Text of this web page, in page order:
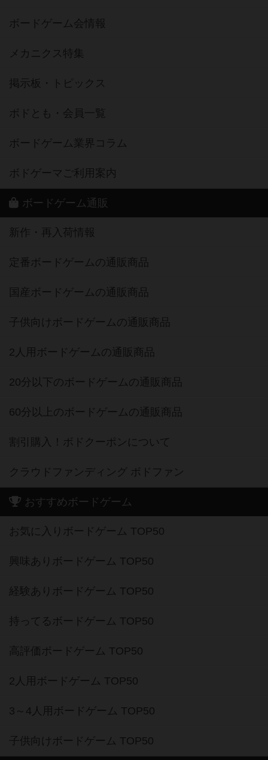
ボードゲーム会情報
メカニクス特集
掲示板・トピックス
ボドとも・会員一覧
ボードゲーム業界コラム
ボドゲーマご利用案内
ボードゲーム通販
新作・再入荷情報
定番ボードゲームの通販商品
国産ボードゲームの通販商品
子供向けボードゲームの通販商品
2人用ボードゲームの通販商品
20分以下のボードゲームの通販商品
60分以上のボードゲームの通販商品
割引購入！ボドクーポンについて
クラウドファンディング ボドファン
おすすめボードゲーム
お気に入りボードゲーム TOP50
興味ありボードゲーム TOP50
経験ありボードゲーム TOP50
持ってるボードゲーム TOP50
高評価ボードゲーム TOP50
2人用ボードゲーム TOP50
3～4人用ボードゲーム TOP50
子供向けボードゲーム TOP50